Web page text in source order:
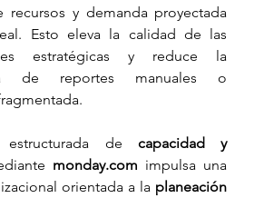
recursos y demanda proyectada
Esto eleva la calidad de las
estratégicas y reduce la
de reportes manuales o
estructurada de capacidad y
monday.com impulsa una
orientada a la planeación